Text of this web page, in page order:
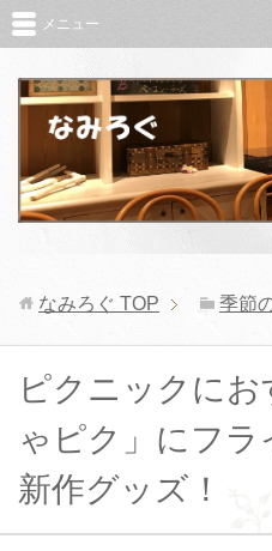
メニュー
なみろぐ TOP 季節
ピクニックに
ゃピク」にフ
新作グッズ！